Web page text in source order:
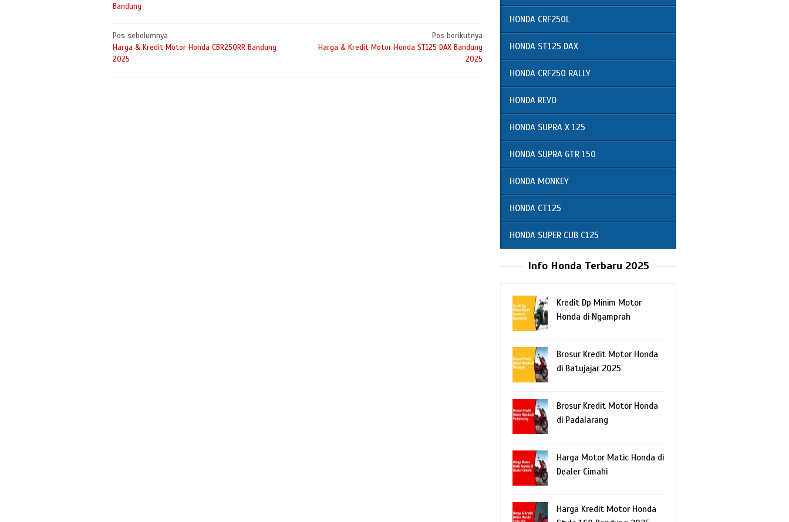
Bandung
Navigasi
pos
Pos sebelumnya
Harga & Kredit Motor Honda CBR250RR Bandung
2025
Pos berikutnya
Harga & Kredit Motor Honda ST125 DAX Bandung
2025
HONDA CRF250L
HONDA ST125 DAX
HONDA CRF250 RALLY
HONDA REVO
HONDA SUPRA X 125
HONDA SUPRA GTR 150
HONDA MONKEY
HONDA CT125
HONDA SUPER CUB C125
Info Honda Terbaru 2025
Kredit Dp Minim Motor
Honda di Ngamprah
Brosur Kredit Motor Honda
di Batujajar 2025
Brosur Kredit Motor Honda
di Padalarang
Harga Motor Matic Honda di
Dealer Cimahi
Harga Kredit Motor Honda